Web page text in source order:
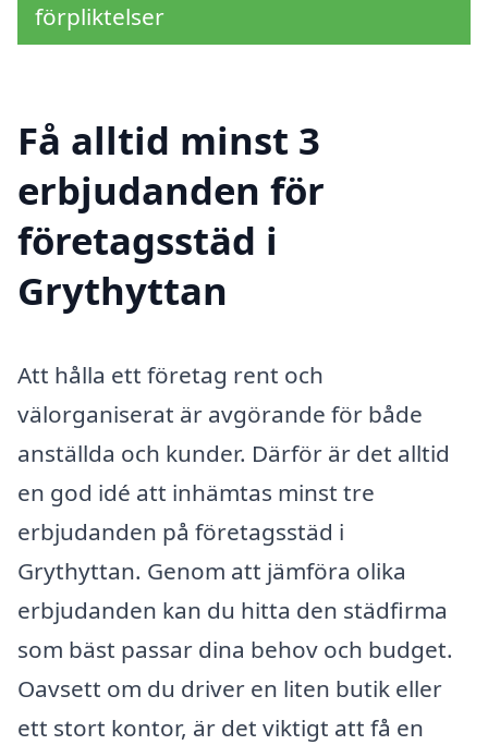
förpliktelser
Få alltid minst 3
erbjudanden för
företagsstäd i
Grythyttan
Att hålla ett företag rent och
välorganiserat är avgörande för både
anställda och kunder. Därför är det alltid
en god idé att inhämtas minst tre
erbjudanden på företagsstäd i
Grythyttan. Genom att jämföra olika
erbjudanden kan du hitta den städfirma
som bäst passar dina behov och budget.
Oavsett om du driver en liten butik eller
ett stort kontor, är det viktigt att få en